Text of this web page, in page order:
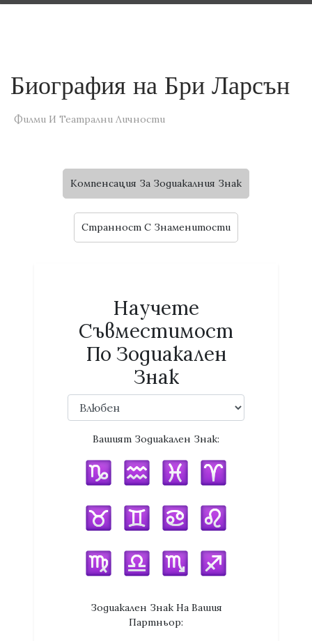
Биография на Бри Ларсън
Филми И Театрални Личности
Компенсация За Зодиакалния Знак
Странност C Знаменитости
Научете
Съвместимост
По Зодиакален
Знак
Вашият Зодиакален Знак:
Зодиакален Знак На Вашия
Партньор: